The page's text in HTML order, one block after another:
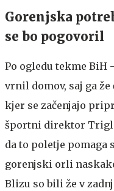
Gorenjska
se bo pogovoril
Po ogledu tekme BiH
vrnil domov, saj ga
kjer se začenjajo
športni direktor
da to poletje pomaga
gorenjski orli
Blizu so bili že v